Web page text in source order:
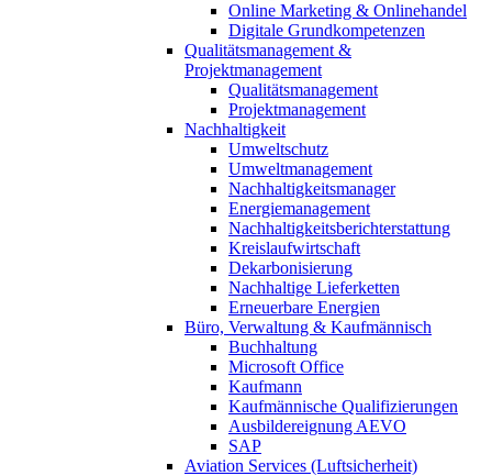
Online Marketing & Onlinehandel
Digitale Grundkompetenzen
Qualitätsmanagement &
Projektmanagement
Qualitätsmanagement
Projektmanagement
Nachhaltigkeit
Umweltschutz
Umweltmanagement
Nachhaltigkeitsmanager
Energiemanagement
Nachhaltigkeitsberichterstattung
Kreislaufwirtschaft
Dekarbonisierung
Nachhaltige Lieferketten
Erneuerbare Energien
Büro, Verwaltung & Kaufmännisch
Buchhaltung
Microsoft Office
Kaufmann
Kaufmännische Qualifizierungen
Ausbildereignung AEVO
SAP
Aviation Services (Luftsicherheit)